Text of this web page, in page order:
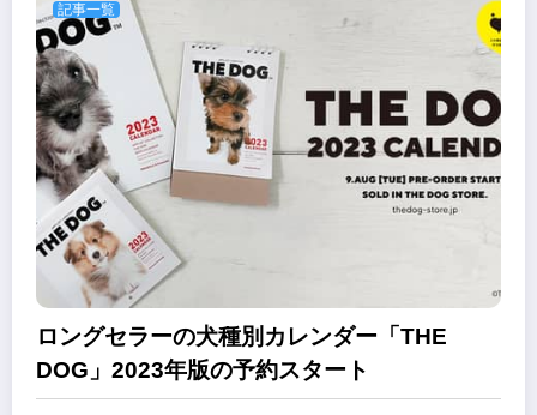
記事一覧
ロングセラーの犬種別カレンダー「THE
DOG」2023年版の予約スタート